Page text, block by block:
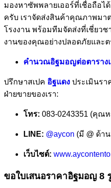
มองหาซัพพลายเออร์ที่เชื่อถือไ
ครับ เราจัดส่งสินค้าคุณภาพมา
โรงงาน พร้อมทีมจัดส่งที่เชี่ยว
งานของคุณอย่างปลอดภัยและต
คำนวณอิฐมอญต่อตาราง
ปรึกษาสเปค อิฐแดง ประเมินรา
ฝ่ายขายของเรา:
โทร: 083-0243351 (คุณ
LINE: @aycon (มี @ ด้า
เว็บไซต์:
ขอใบเสนอราคาอิฐมอญ 8